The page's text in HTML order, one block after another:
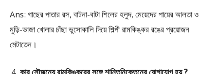
Ans: গাছের পাতার রস, বাটনা-বাটা শিলের হলুদ, মেয়েদের পায়ের আলতা ও
মুড়ি-ভাজা খোলার চাঁছা ভুসোকালি দিয়ে শিল্পী রামকিঙ্কর রঙের প্রয়োজন
মেটাতেন।